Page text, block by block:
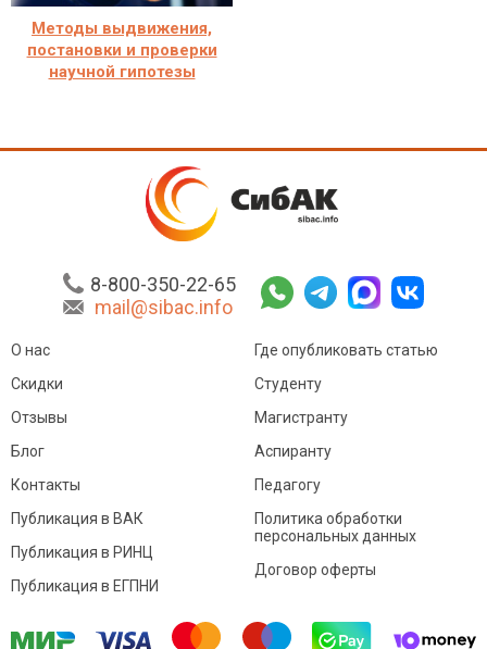
Методы выдвижения,
постановки и проверки
научной гипотезы
8-800-350-22-65
mail@sibac.info
О нас
Скидки
Отзывы
Блог
Контакты
Где опубликовать статью
Студенту
Магистранту
Аспиранту
Педагогу
Публикация в ВАК
Публикация в РИНЦ
Публикация в ЕГПНИ
Политика обработки
персональных данных
Договор оферты